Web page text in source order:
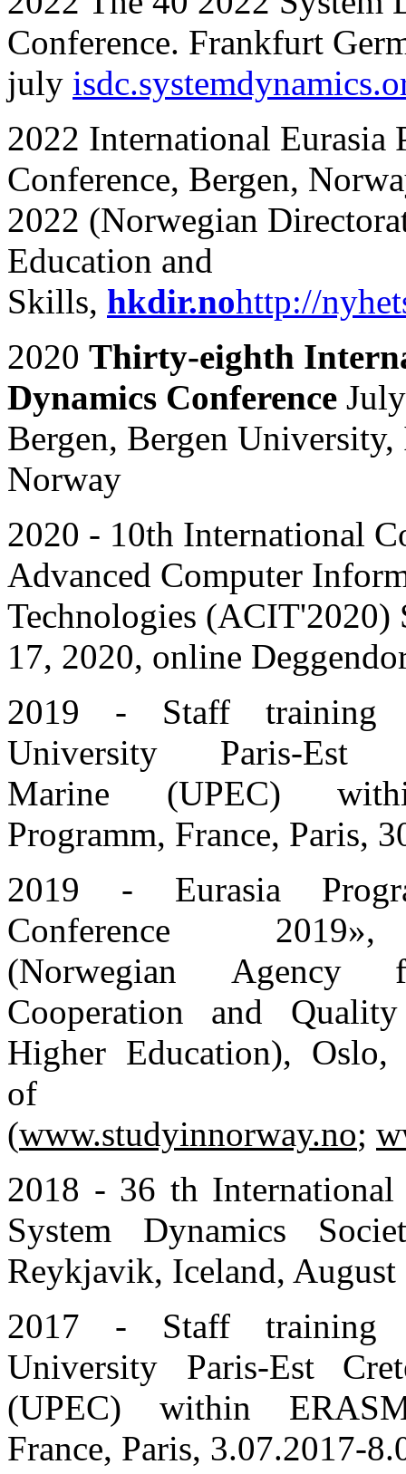
Conference. Frankfurt
july
2022 International Eurasia
Conference, Bergen,
2022 (Norwegian
Education and
Skills, hkdir.nohttp://
2020 Thirty-eighth
Dynamics Conference
Bergen, Bergen
Norway
2020 - 10th International
Advanced Computer
Technologies (ACIT'2020)
17, 2020, online
2019 - Staff training
University Paris-Est
Marine (UPEC)
Programm, France, Paris,
2019 - Eurasia
Conference
(Norwegian Agency
Cooperation and
Higher Education),
of
(www.studyinnorway.no;
2018 - 36 th International
System Dynamics
Reykjavik, Iceland, August
2017 - Staff training
University Paris-Est
(UPEC) within
France, Paris, 3.07.2017-